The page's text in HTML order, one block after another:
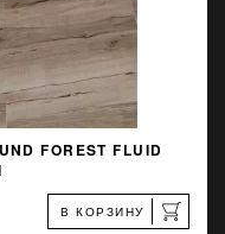
FOREST FLUID
В КОРЗИНУ